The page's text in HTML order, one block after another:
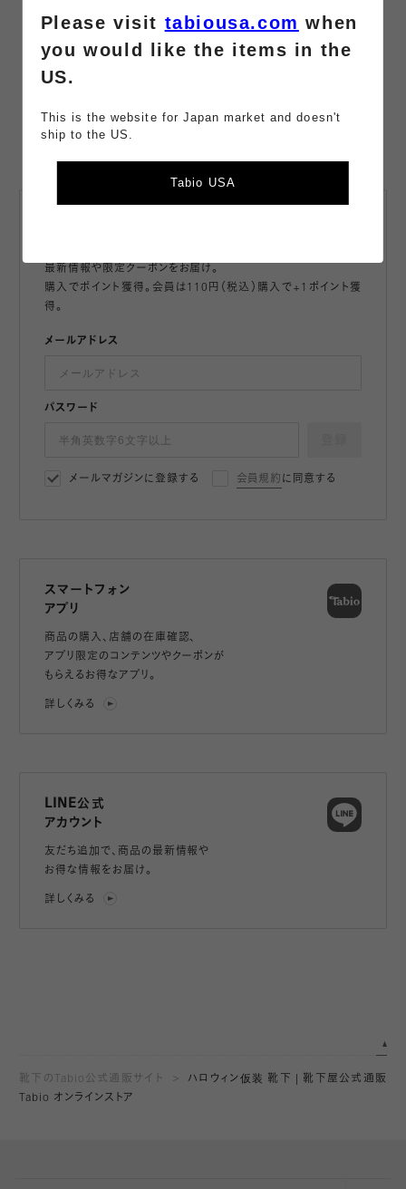
#ハイソックス ハロウィン仮装
#ハロウィン仮装 スッキリ #ハロウィン仮装 綿
最新情報や限定クーポンをお届け。
購入でポイント獲得。会員は110円（税込）購入で+1ポイント獲
得。
メールアドレス
パスワード
メールマガジンに登録する 会員規約 に同意する
スマートフォン
アプリ
商品の購入、店舗の在庫確認、
アプリ限定のコンテンツやクーポンが
もらえるお得なアプリ。
詳しくみる
LINE公式
アカウント
友だち追加で、 商品の最新情報や
お得な情報をお届け。
詳しくみる
靴下のTabio公式通販サイト
ハロウィン仮装 靴下 | 靴下屋公式通販
Tabio オンラインストア
Please visit tabiousa.com when
you would like the items in the
US.
This is the website for Japan market and doesn't
ship to the US.
Tabio USA